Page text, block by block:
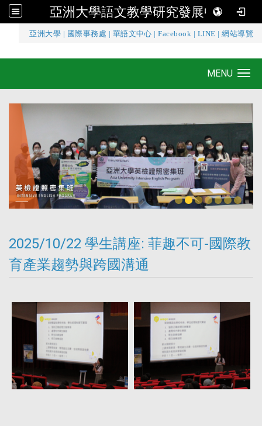
亞洲大學語文教學研究發展中心
亞洲大學 國際事務處 華語文中心 |Facebook LINE |網站導覽
亞洲大學語文教學研究發展中心
MENU
2025/10/22 學生講座: 菲趣不可-國際教
育產業趨勢與跨國溝通